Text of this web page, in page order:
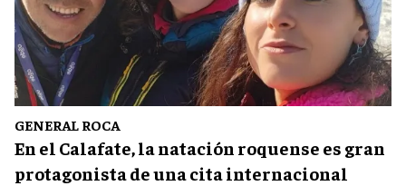
GENERAL ROCA
En el Calafate, la natación roquense es gran
protagonista de una cita internacional